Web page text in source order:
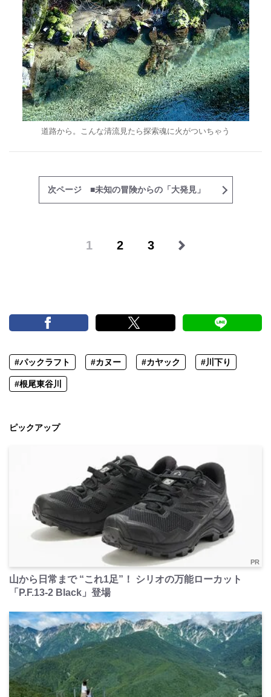
道路から。こんな清流見たら探索魂に火がついちゃう
次ページ ■未知の冒険からの「大発見」
1 2 3
#パックラフト #カヌー #カヤック #川下り
#根尾東谷川
ピックアップ
PR
山から日常まで “これ1足”！ シリオの万能ローカット
「P.F.13-2 Black」登場